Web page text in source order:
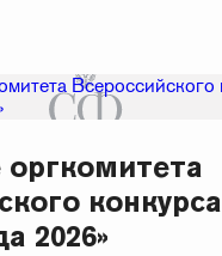
конкурса
2026»